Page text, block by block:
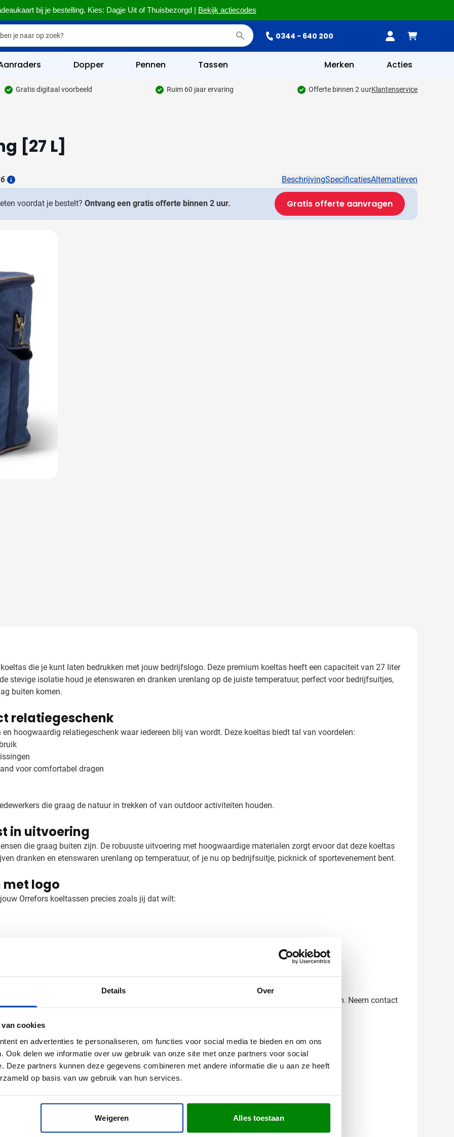
Details Over
cookies
en advertenties te personaliseren, om functies voor social media te bieden en om ons
Ook delen we informatie over uw gebruik van onze site met onze partners voor social
Deze partners kunnen deze gegevens combineren met andere informatie die u aan ze heeft
op basis van uw gebruik van hun services.
Weigeren Alles toestaan
bij je bestelling. Kies: Dagje Uit of Thuisbezorgd | Bekijk actiecodes
0344 - 640 200
& Kantoor categorie
categorie
categorie
categorie
& Veiligheid categorie
& Wellness categorie
& Tafelen categorie
categorie
categorie
categorie
categorie
& overig categorie
Dopper Pennen Tassen Merken Acties
Gratis digitaal voorbeeld Ruim 60 jaar ervaring Offerte binnen 2 uurKlantenservice
[27 L]
Details
BeschrijvingSpecificatiesAlternatieven
voordat je bestelt? Ontvang een gratis offerte binnen 2 uur. Gratis offerte aanvragen
die je kunt laten bedrukken met jouw bedrijfslogo. Deze premium koeltas heeft een capaciteit van 27 liter
stevige isolatie houd je etenswaren en dranken urenlang op de juiste temperatuur, perfect voor bedrijfsuitjes,
buiten komen.
relatiegeschenk
hoogwaardig relatiegeschenk waar iedereen blij van wordt. Deze koeltas biedt tal van voordelen:
voor comfortabel dragen
die graag de natuur in trekken of van outdoor activiteiten houden.
in uitvoering
die graag buiten zijn. De robuuste uitvoering met hoogwaardige materialen zorgt ervoor dat deze koeltas
dranken en etenswaren urenlang op temperatuur, of je nu op bedrijfsuitje, picknick of sportevenement bent.
met logo
Orrefors koeltassen precies zoals jij dat wilt:
en zorg dat je logo gezien wordt tijdens outdoor activiteiten en evenementen.
je bedrukte koeltas
Koeltas? Vraag een gratis digitaal voorbeeld aan en kom niet voor verrassingen te staan. Neem contact
relatiegeschenk voor jouw bedrijf.